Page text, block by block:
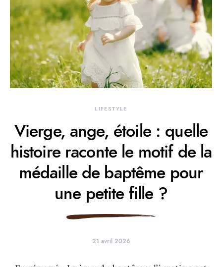
LIFESTYLE
Vierge, ange, étoile : quelle
histoire raconte le motif de la
médaille de baptême pour
une petite fille ?
21 avril 2026